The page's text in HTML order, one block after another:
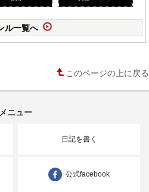
ル一覧へ
このページの上に戻る
メニュー
日記を書く
公式facebook